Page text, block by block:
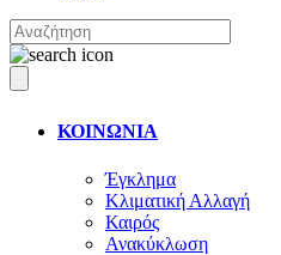
ΚΟΙΝΩΝΙΑ
Έγκλημα
Κλιματική Αλλαγή
Καιρός
Ανακύκλωση